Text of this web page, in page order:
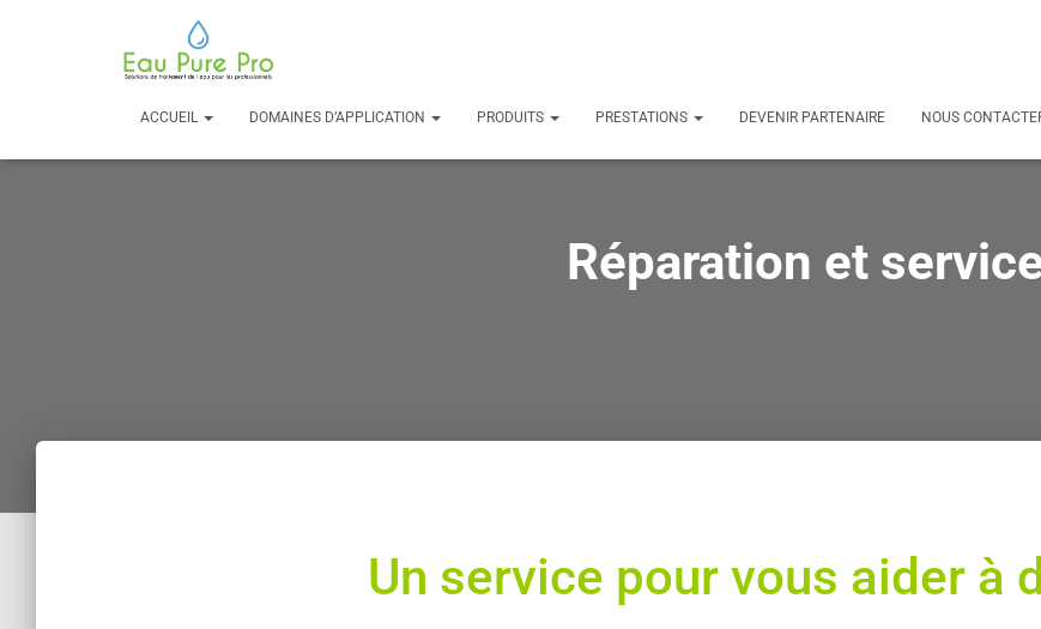
ACCUEIL DOMAINES D’APPLICATION PRODUITS PRESTATIONS DEVENIR PARTENAIRE NOUS
Réparation et
Un service pour vous aider à